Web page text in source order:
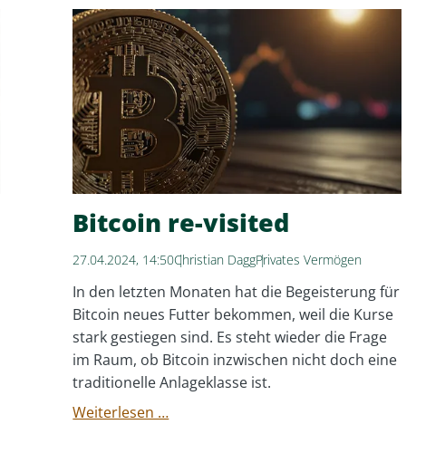
Geldanlage?
Bitcoin re-visited
27.04.2024, 14:50Christian DaggPrivates Vermögen
In den letzten Monaten hat die Begeisterung für
Bitcoin neues Futter bekommen, weil die Kurse
stark gestiegen sind. Es steht wieder die Frage
im Raum, ob Bitcoin inzwischen nicht doch eine
traditionelle Anlageklasse ist.
Weiterlesen …Bitcoin